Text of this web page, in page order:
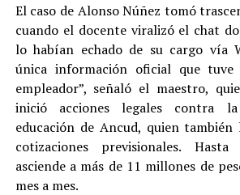
El caso de Alonso Núñez tomó
cuando el docente viralizó el chat
lo habían echado de su cargo vía
única información oficial que
empleador”, señaló el maestro,
inició acciones legales contra
educación de Ancud, quien también
cotizaciones previsionales.
asciende a más de 11 millones de
mes a mes.